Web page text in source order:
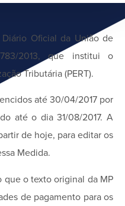
Oficial da União de
2013, que institui o
Tributária (PERT).
até 30/04/2017 por
até o dia 31/08/2017. A
de hoje, para editar os
Medida.
que o texto original da MP
de pagamento para os